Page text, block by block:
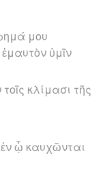
μου
ὑμῖν
κλίμασι τῆς
ᾧ καυχῶνται